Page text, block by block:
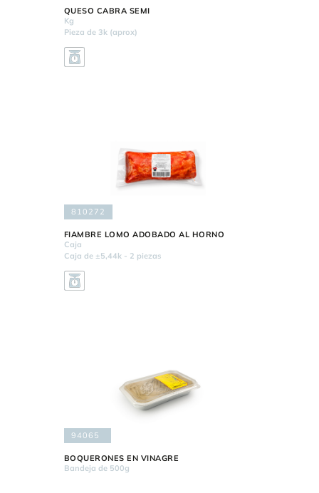
QUESO CABRA SEMI
Kg
Pieza de 3k (aprox)
810272
FIAMBRE LOMO ADOBADO AL HORNO
Caja
Caja de ±5,44k - 2 piezas
94065
BOQUERONES EN VINAGRE
Bandeja de 500g